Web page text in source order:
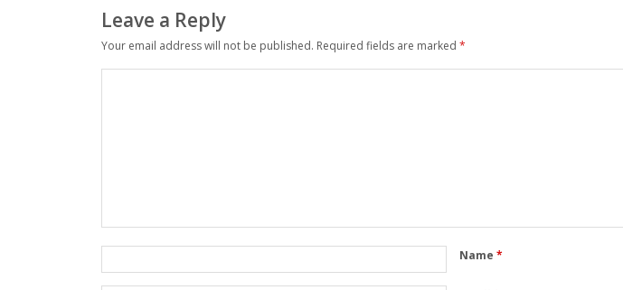
Leave a Reply
Your email address will not be published. Required fields are marked *
Name *